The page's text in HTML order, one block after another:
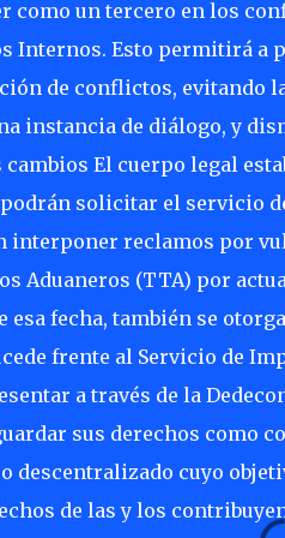
como un tercero en los
Internos. Esto permitirá a
de conflictos, evitando la
instancia de diálogo, y
El cuerpo legal
solicitar el servicio
interponer reclamos por
Aduaneros (TTA) por
fecha, también se
frente al Servicio de
a través de la
sus derechos como
descentralizado cuyo
de las y los